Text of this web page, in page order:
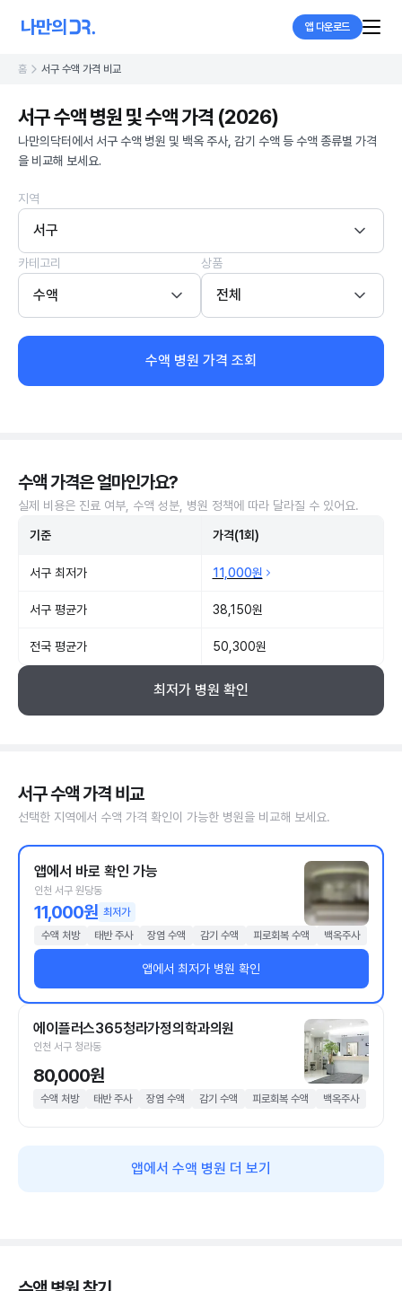
앱 다운로드
홈 서구 수액 가격 비교
서구 수액 병원 및 수액 가격 (2026)
나만의닥터에서 서구 수액 병원 및 백옥 주사, 감기 수액 등 수액 종류별 가격
을 비교해 보세요.
지역
서구
카테고리
수액
상품
전체
수액 병원 가격 조회
수액 가격은 얼마인가요?
실제 비용은 진료 여부, 수액 성분, 병원 정책에 따라 달라질 수 있어요.
기준 가격(1회)
서구 최저가 11,000원
서구 평균가 38,150원
전국 평균가 50,300원
최저가 병원 확인
서구 수액 가격 비교
선택한 지역에서 수액 가격 확인이 가능한 병원을 비교해 보세요.
앱에서 바로 확인 가능
인천 서구 원당동
11,000원 최저가
수액 처방
태반 주사 장염 수액 감기 수액 피로회복 수액 백옥주사
앱에서 최저가 병원 확인
에이플러스365청라가정의학과의원
인천 서구 청라동
80,000원
수액 처방 태반 주사 장염 수액 감기 수액 피로회복 수액 백옥주사
앱에서 수액 병원 더 보기